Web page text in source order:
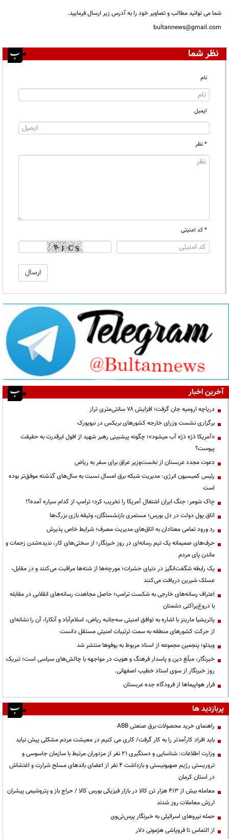
شما می توانید مطالب و تصاویر خود را به آدرس زیر ارسال فرمایید.
bultannews@gmail.com
نظر شما
نام
ایمیل
* نظر
* کد امنیتی
آخرین اخبار
دریاچه ارومیه جان گرفت؛ افزایش ۷۸ سانتی‌متری تراز
برگزاری نشست وزرای خارجه کشورهای بریکس در نیویورک
«آمریکا ذرّه ذرّه آب میشود»؛ چگونه پیشبینی رهبر شهید از افول ابرقدرت به حقیقت
پیوست؟
دعوت مجدد عربستان از نخست‌وزیر عراق برای سفر به ریاض
رئیس کمیسیون انرژی: مدیریت شبکه برق امسال نسبت به سال‌های گذشته موفق‌تر بوده
است
چاک شومر: جنگ ایران اشتغال آمریکا را تخریب کرد؛ ترامپ از کدام سیاره آمده؟!
اتاق پول دولت در دل بورس؛ مستمری بازنشستگان، وثیقه بازی بزرگ‌ها
رد ورود تمامی معتادان به اتاق‌های مدیریت مصرف؛ شرایط خاص پذیرش
حرف‌های صمیمانه یک تیم رسانه‌ای در روز خبرنگار؛ از سختی‌های کار، ندیده‌شدن زحمات و
ماندن پای مردم
یک رابطه شگفت‌انگیز در دنیای حشرات؛ مورچه‌ها از شته‌ها مراقبت می‌کنند و در مقابل،
عسلک شیرین دریافت می‌کنند
اعتراف رسانه‌های خارجی به شکست ترامپ؛ حاصل مجاهدت رسانه‌های انقلابی در مقابله
با دروغ‌پراکنی دشمنان
پاتریشیا مارینز با اشاره به توافق امنیتی سه‌جانبه ریاض، اسلام‌آباد و آنکارا، آن را نشانه‌ای
از حرکت کشورهای منطقه به سمت ترتیبات امنیتی مستقل دانست
ویدئو؛ پنجمین مجموعه از اسناد مربوط به یوفوها منتشر شد
خبرنگار، مبلّغ دین و پاسدار فرهنگ و هویت در مواجهه با چالش‌های سیاسی است؛ تبریک
روز خبرنگار از سوی استاد خطیب اصفهانی.
فرار هواپیماها از فرودگاه جده عربستان
پربازدید ها
راهنمای خرید محصولات برق صنعتی ABB
باید افراد کارآمدتر را به کار گرفت/ کاری می کنیم در معیشت مردم مشکلی پیش نیاید
وزارت اطلاعات: شناسایی و دستگیری ۲۱ نفر از مزدوران مرتبط با سازمان جاسوسی و
تروریستی رژیم صهیونیستی و بازداشت ۴ نفر از اعضای باندهای مسلح شرارت و اغتشاش
در استان کرمان
معامله بیش از ۴۱۳ هزار تن کالا در بازار فیزیکی بورس کالا / حراج باز و پتروشیمی پیشران
ارزش معاملات روز شدند
حمله نیروهای اسرائیلی به خبرنگار پرس‌تی‌وی
از التماس تا فروپاشی هژمونی دلار